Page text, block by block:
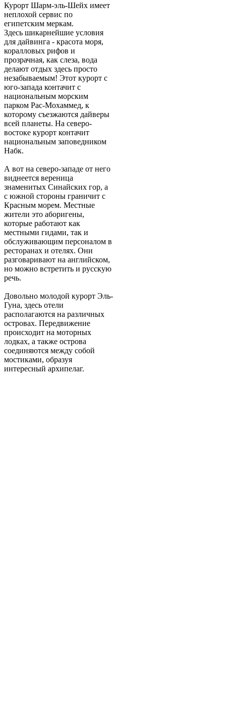
Курорт Шарм-эль-Шейх имеет
неплохой сервис по
египетским меркам.
Здесь шикарнейшие условия
для дайвинга - красота моря,
коралловых рифов и
прозрачная, как слеза, вода
делают отдых здесь просто
незабываемым! Этот курорт с
юго-запада контачит с
национальным морским
парком Рас-Мохаммед, к
которому съезжаются дайверы
всей планеты. На северо-
востоке курорт контачит
национальным заповедником
Набк.
А вот на северо-западе от него
виднеется вереница
знаменитых Синайских гор, а
с южной стороны граничит с
Красным морем. Местные
жители это аборигены,
которые работают как
местными гидами, так и
обслуживающим персоналом в
ресторанах и отелях. Они
разговаривают на английском,
но можно встретить и русскую
речь.
Довольно молодой курорт Эль-
Гуна, здесь отели
располагаются на различных
островах. Передвижение
происходит на моторных
лодках, а также острова
соединяются между собой
мостиками, образуя
интересный архипелаг.